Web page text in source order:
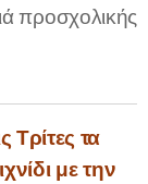
προσχολικής
Τρίτες τα
με την